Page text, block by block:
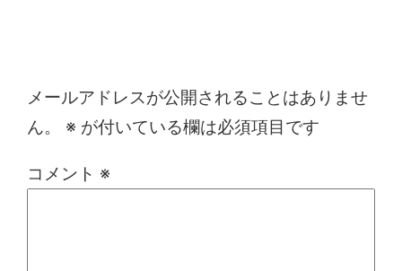
メールアドレスが公開されることはありませ
ん。
※ が付いている欄は必須項目です
コメント ※